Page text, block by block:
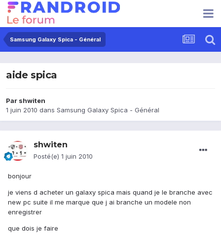
Samsung Galaxy Spica - Général
aide spica
Par shwiten
1 juin 2010 dans Samsung Galaxy Spica - Général
shwiten
Posté(e) 1 juin 2010
bonjour
je viens d acheter un galaxy spica mais quand je le branche avec
new pc suite il me marque que j ai branche un modele non
enregistrer
que dois je faire